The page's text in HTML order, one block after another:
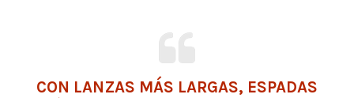
CON LANZAS MÁS LARGAS, ESPADAS